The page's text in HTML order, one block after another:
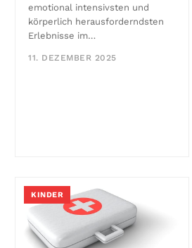
emotional intensivsten und
körperlich herausforderndsten
Erlebnisse im…
11. DEZEMBER 2025
KINDER